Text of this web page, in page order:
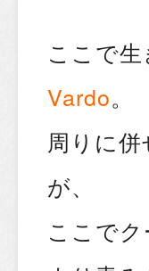
ここで
Vardo。
周りに
が、
ここで